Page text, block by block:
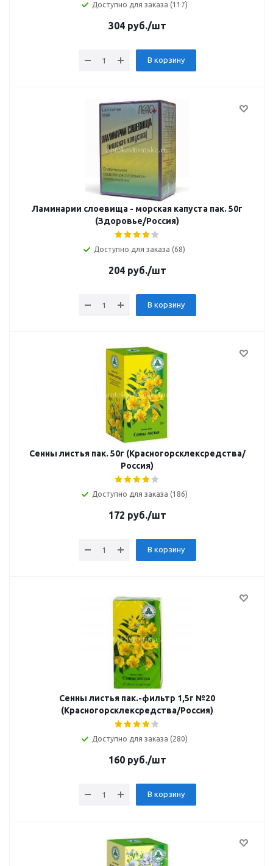
Доступно для заказа (117)
304руб./шт
В корзину
Ламинарии слоевища - морская капуста пак. 50г
(Здоровье/Россия)
Доступно для заказа (68)
204руб./шт
В корзину
Сенны листья пак. 50г (Красногорсклексредства/
Россия)
Доступно для заказа (186)
172 руб./шт
В корзину
Сенны листья пак.-фильтр 1,5г №20
(Красногорсклексредства/Россия)
Доступно для заказа (280)
160руб./шт
В корзину